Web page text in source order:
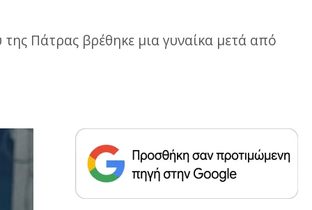
Πάτρας βρέθηκε μια γυναίκα μετά από